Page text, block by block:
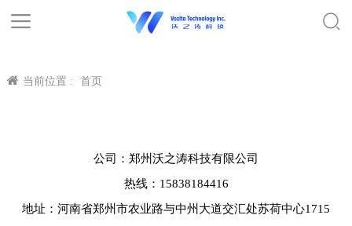
当前位置 : 首页
公司：郑州沃之涛科技有限公司
热线：15838184416
地址：河南省郑州市农业路与中州大道交汇处苏荷中心1715